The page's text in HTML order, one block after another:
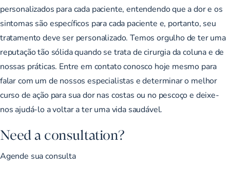
personalizados para cada paciente, entendendo que a dor e os
sintomas são específicos para cada paciente e, portanto, seu
tratamento deve ser personalizado. Temos orgulho de ter uma
reputação tão sólida quando se trata de cirurgia da coluna e de
nossas práticas. Entre em contato conosco hoje mesmo para
falar com um de nossos especialistas e determinar o melhor
curso de ação para sua dor nas costas ou no pescoço e deixe-
nos ajudá-lo a voltar a ter uma vida saudável.
Need a consultation?
Agende sua consulta